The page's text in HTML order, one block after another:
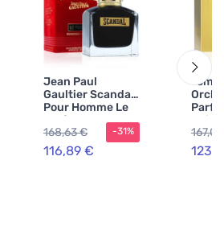
Jean Paul
Gaultier Scandal
Pour Homme Le
Parfum eau de
parfum voor
mannen 100 ml
168,63 €
116,89 €
-31%
Tom